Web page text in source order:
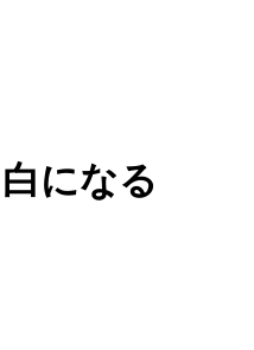
になる